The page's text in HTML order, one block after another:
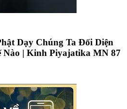
Dạy Chúng Ta Đối Diện
| Kinh Piyajatika MN 87